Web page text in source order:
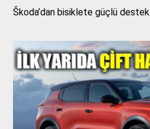
Škoda’dan bisiklete güçlü destek